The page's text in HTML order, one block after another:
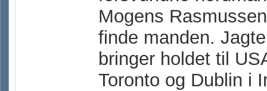
Mogens
finde manden.
bringer holdet til
Toronto og Dublin i